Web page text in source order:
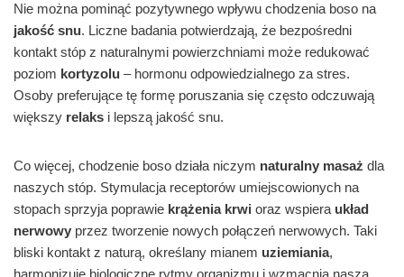
Nie można pominąć pozytywnego wpływu chodzenia boso na
jakość snu. Liczne badania potwierdzają, że bezpośredni
kontakt stóp z naturalnymi powierzchniami może redukować
poziom kortyzolu – hormonu odpowiedzialnego za stres.
Osoby preferujące tę formę poruszania się często odczuwają
większy relaks i lepszą jakość snu.
Co więcej, chodzenie boso działa niczym naturalny masaż dla
naszych stóp. Stymulacja receptorów umiejscowionych na
stopach sprzyja poprawie krążenia krwi oraz wspiera układ
nerwowy przez tworzenie nowych połączeń nerwowych. Taki
bliski kontakt z naturą, określany mianem uziemiania,